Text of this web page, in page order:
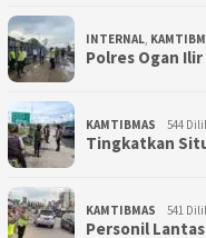
INTERNAL,
Polres Ogan
KAMTIBMAS 544
Tingkatkan
KAMTIBMAS 541
Personil